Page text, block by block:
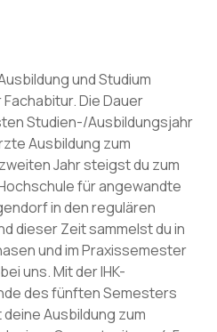
und Studium
Die Dauer
Studien-/Ausbildungsjahr
Ausbildung zum
Jahr steigst du zum
für angewandte
in den regulären
dieser Zeit sammelst du in
und im Praxissemester
uns. Mit der IHK-
des fünften Semesters
Ausbildung zum